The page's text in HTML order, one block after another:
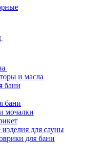
и масла
бани
бани
мочалки
для сауны
для бани